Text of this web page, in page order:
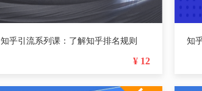
知乎引流系列课：了解知乎排名规则
¥ 12